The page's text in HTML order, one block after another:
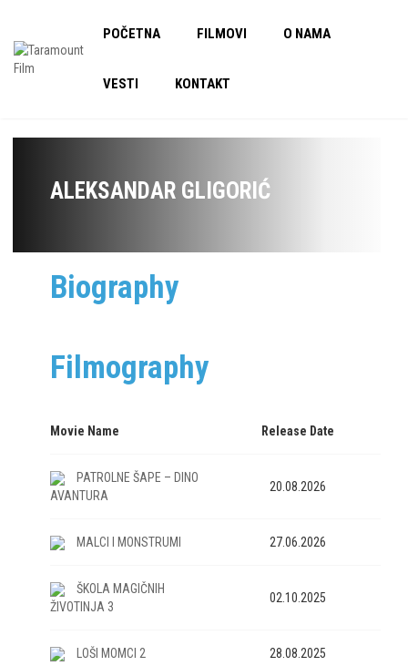
POČETNA FILMOVI O NAMA
VESTI KONTAKT
ALEKSANDAR GLIGORIĆ
Biography
Filmography
Movie Name Release Date
PATROLNE ŠAPE – DINO
AVANTURA
20.08.2026
MALCI I MONSTRUMI 27.06.2026
ŠKOLA MAGIČNIH
ŽIVOTINJA 3
02.10.2025
LOŠI MOMCI 2 28.08.2025